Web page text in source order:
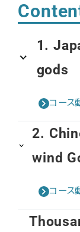
1.
gods
コース
2.
wind
コース